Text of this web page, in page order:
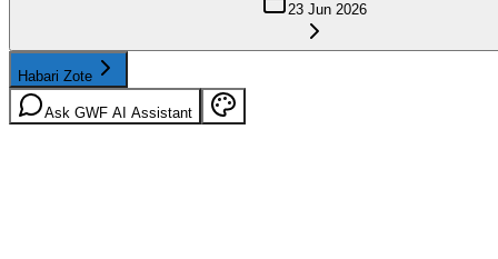
23 Jun 2026
Habari Zote
Ask GWF AI Assistant